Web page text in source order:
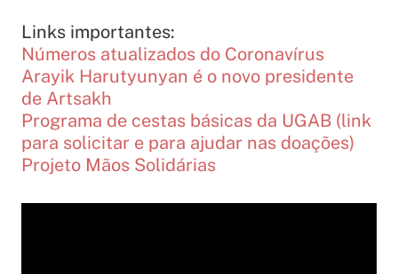
Links importantes:
Números atualizados do Coronavírus
Arayik Harutyunyan é o novo presidente
de Artsakh
Programa de cestas básicas da UGAB (link
para solicitar e para ajudar nas doações)
Projeto Mãos Solidárias